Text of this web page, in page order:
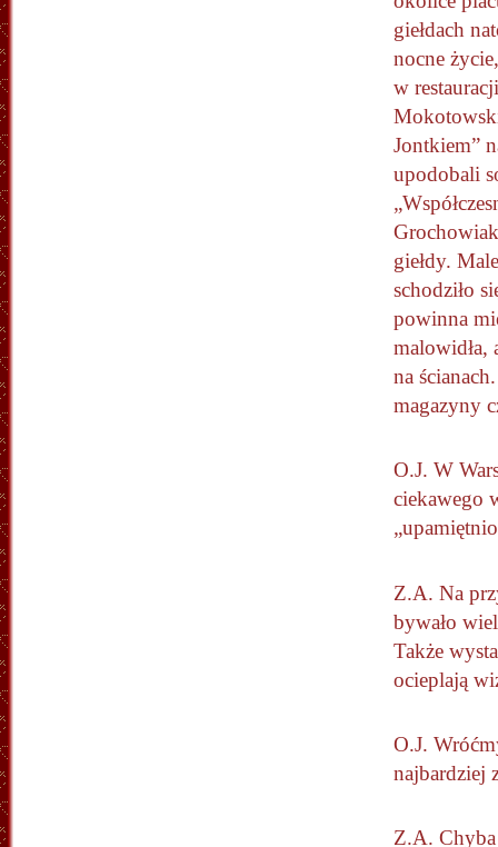
giełdach
nocne
w
Jontkiem”
upodobali
giełdy.
schodziło
powinna
malowidła,
na
magazyny
O.J. W
ciekawego
Z.A. Na
bywało
Także
ocieplają
O.J.
najbardziej
Z.A.